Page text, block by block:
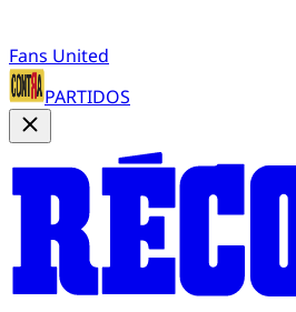
Fans United
PARTIDOS